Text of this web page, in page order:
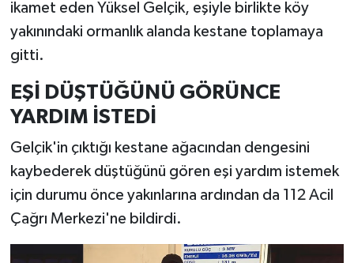
ikamet eden Yüksel Gelçik, eşiyle birlikte köy
yakınındaki ormanlık alanda kestane toplamaya
gitti.
EŞİ DÜŞTÜĞÜNÜ GÖRÜNCE
YARDIM İSTEDİ
Gelçik'in çıktığı kestane ağacından dengesini
kaybederek düştüğünü gören eşi yardım istemek
için durumu önce yakınlarına ardından da 112 Acil
Çağrı Merkezi'ne bildirdi.
Magazin
Otomobil
Pazarlar
Politika
Rüya Tabirleri